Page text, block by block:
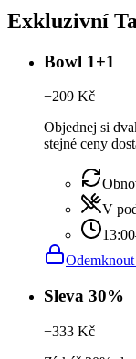
Exkluzivní
Bowl 1+1
−209 Kč
Objednej si
stejné ceny
V
Sleva 30%
−333 Kč